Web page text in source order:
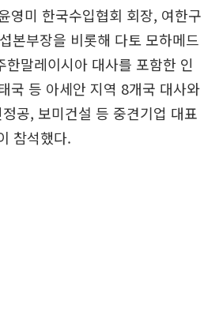
영미 한국수입협회 회장, 여한구
본부장을 비롯해 다토 모하메드
한말레이시아 대사를 포함한 인
국 등 아세안 지역 8개국 대사와
공, 보미건설 등 중견기업 대표
참석했다.